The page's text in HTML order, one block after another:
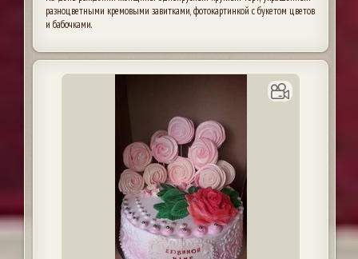
разноцветными кремовыми завитками, фотокартинкой с букетом цветов
и бабочками.